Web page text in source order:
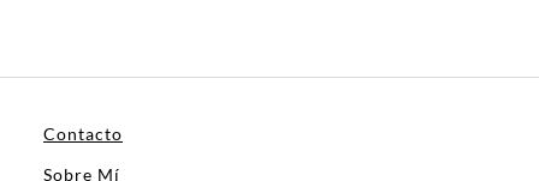
Contacto
Sobre Mí